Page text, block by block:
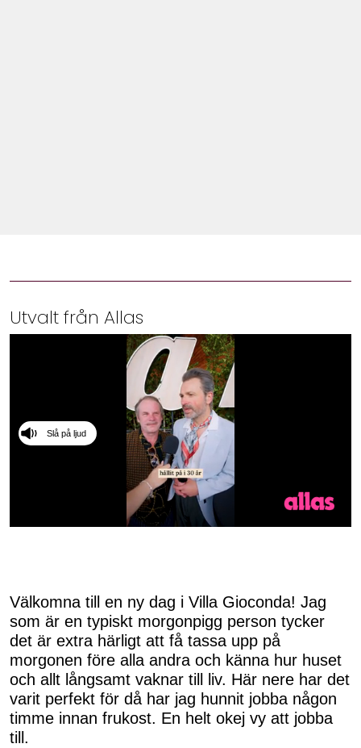
Utvalt från Allas
Slå på ljud
Välkomna till en ny dag i Villa Gioconda! Jag
som är en typiskt morgonpigg person tycker
det är extra härligt att få tassa upp på
morgonen före alla andra och känna hur huset
och allt långsamt vaknar till liv. Här nere har det
varit perfekt för då har jag hunnit jobba någon
timme innan frukost. En helt okej vy att jobba
till.